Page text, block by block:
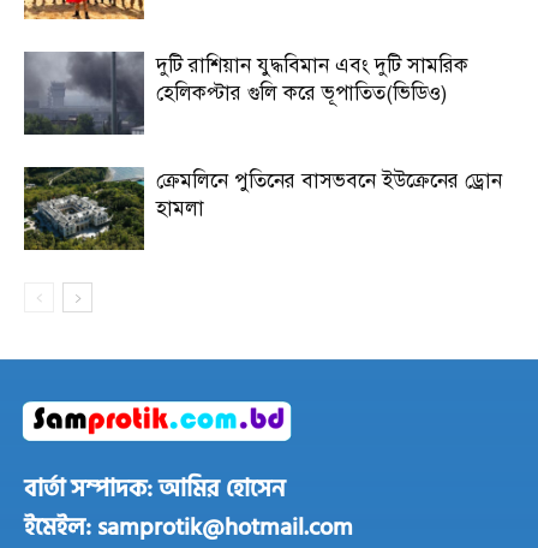
দুটি রাশিয়ান যুদ্ধবিমান এবং দুটি সামরিক
হেলিকপ্টার গুলি করে ভূপাতিত(ভিডিও)
ক্রেমলিনে পুতিনের বাসভবনে ইউক্রেনের ড্রোন
হামলা
বার্তা সম্পাদক: আমির হোসেন
ইমেইল: samprotik@hotmail.com